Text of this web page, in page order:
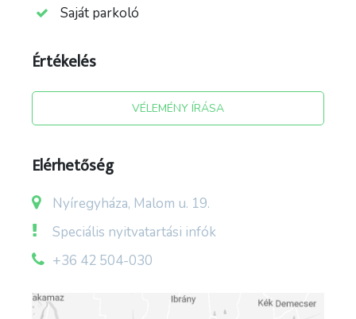
forrás: utazói leírás; facebook/pages/Júlia Fürdő
Saját parkoló
Értékelés
VÉLEMÉNY ÍRÁSA
Elérhetőség
Nyíregyháza, Malom u. 19.
Speciális nyitvatartási infók
+36 42 504-030